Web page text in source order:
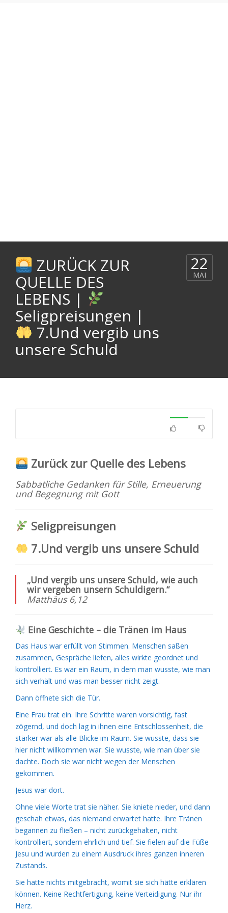
ZURÜCK ZUR
QUELLE DES
LEBENS |
Seligpreisungen |
7.Und vergib uns
unsere Schuld
22
MAI
Zurück zur Quelle des Lebens
Sabbatliche Gedanken für Stille, Erneuerung
und Begegnung mit Gott
Seligpreisungen
7.Und vergib uns unsere Schuld
„Und vergib uns unsere Schuld, wie auch
wir vergeben unsern Schuldigern.“
Matthäus 6,12
Eine Geschichte – die Tränen im Haus
Das Haus war erfüllt von Stimmen. Menschen saßen
zusammen, Gespräche liefen, alles wirkte geordnet und
kontrolliert. Es war ein Raum, in dem man wusste, wie man
sich verhält und was man besser nicht zeigt.
Dann öffnete sich die Tür.
Eine Frau trat ein. Ihre Schritte waren vorsichtig, fast
zögernd, und doch lag in ihnen eine Entschlossenheit, die
stärker war als alle Blicke im Raum. Sie wusste, dass sie
hier nicht willkommen war. Sie wusste, wie man über sie
dachte. Doch sie war nicht wegen der Menschen
gekommen.
Jesus war dort.
Ohne viele Worte trat sie näher. Sie kniete nieder, und dann
geschah etwas, das niemand erwartet hatte. Ihre Tränen
begannen zu fließen – nicht zurückgehalten, nicht
kontrolliert, sondern ehrlich und tief. Sie fielen auf die Füße
Jesu und wurden zu einem Ausdruck ihres ganzen inneren
Zustands.
Sie hatte nichts mitgebracht, womit sie sich hätte erklären
können. Keine Rechtfertigung, keine Verteidigung. Nur ihr
Herz.